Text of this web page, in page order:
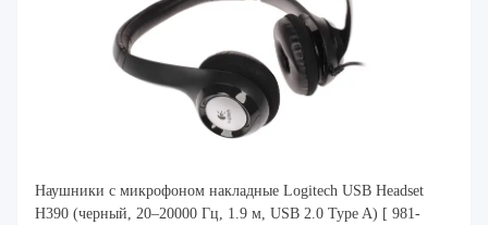
Наушники с микрофоном накладные Logitech USB Headset
H390 (черный, 20–20000 Гц, 1.9 м, USB 2.0 Type A) [ 981-